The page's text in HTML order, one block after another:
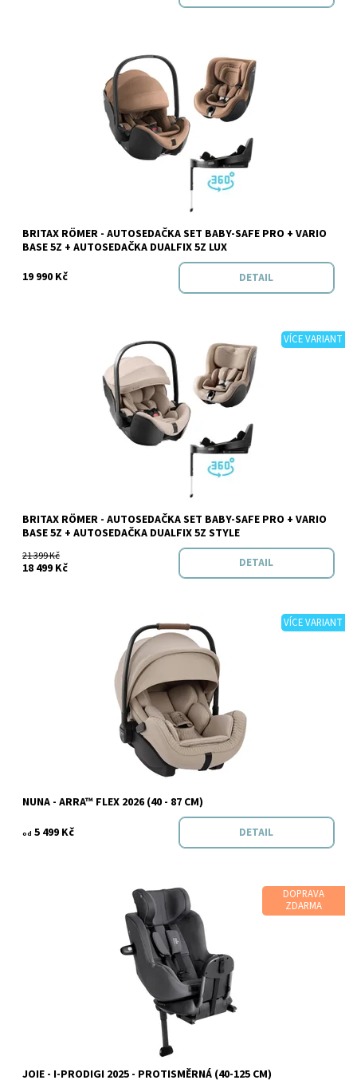
Do 3 dnů v e-shopu
BRITAX RÖMER - AUTOSEDAČKA SET BABY-SAFE PRO + VARIO
BASE 5Z + AUTOSEDAČKA DUALFIX 5Z LUX
19 990 Kč
DETAIL
VÍCE VARIANT
Do 3 dnů v e-shopu
Značka: BRITAX RÖMER
BRITAX RÖMER - AUTOSEDAČKA SET BABY-SAFE PRO + VARIO
BASE 5Z + AUTOSEDAČKA DUALFIX 5Z STYLE
21 399 Kč
18 499 Kč DETAIL
VÍCE VARIANT
Skladem
Značka:
NUNA - ARRA™ FLEX 2026 (40 - 87 CM)
od 5 499 Kč DETAIL
DOPRAVA
ZDARMA
Do 3 dnů v e-shopu
Značka: Joie
JOIE - I-PRODIGI 2025 - PROTISMĚRNÁ (40-125 CM)